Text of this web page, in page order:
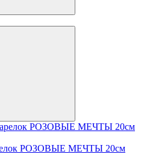
РОЗОВЫЕ МЕЧТЫ 20см